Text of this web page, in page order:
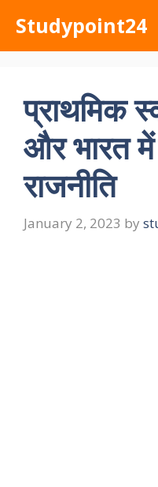
content
Studypoint24
प्राथमिक
और भारत में
राजनीति
January 2, 2023 by